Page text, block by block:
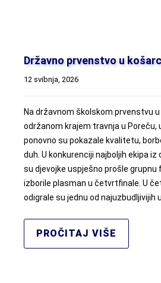
Državno prvenstvo u
12 svibnja, 2026
Na državnom školskom prvenstvu
održanom krajem travnja u Poreču,
ponovno su pokazale kvalitetu,
duh. U konkurenciji najboljih ekipa iz
su djevojke uspješno prošle grupnu
izborile plasman u četvrtfinale. U
odigrale su jednu od najuzbudljivijih
PROČITAJ VIŠE